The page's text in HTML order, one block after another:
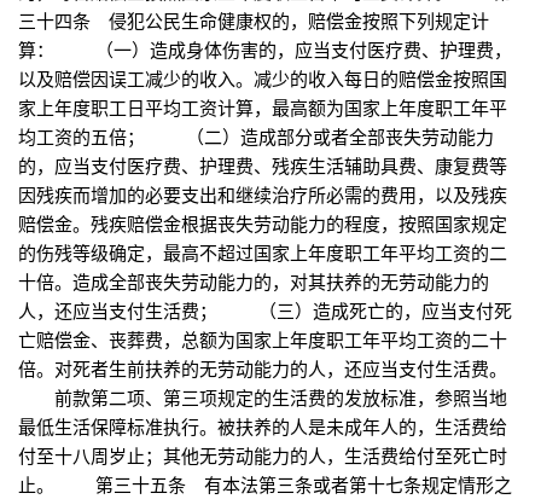
三十四条 侵犯公民生命健康权的，赔偿金按照下列规定计
算： （一）造成身体伤害的，应当支付医疗费、护理费，
以及赔偿因误工减少的收入。减少的收入每日的赔偿金按照国
家上年度职工日平均工资计算，最高额为国家上年度职工年平
均工资的五倍； （二）造成部分或者全部丧失劳动能力
的，应当支付医疗费、护理费、残疾生活辅助具费、康复费等
因残疾而增加的必要支出和继续治疗所必需的费用，以及残疾
赔偿金。残疾赔偿金根据丧失劳动能力的程度，按照国家规定
的伤残等级确定，最高不超过国家上年度职工年平均工资的二
十倍。造成全部丧失劳动能力的，对其扶养的无劳动能力的
人，还应当支付生活费； （三）造成死亡的，应当支付死
亡赔偿金、丧葬费，总额为国家上年度职工年平均工资的二十
倍。对死者生前扶养的无劳动能力的人，还应当支付生活费。
前款第二项、第三项规定的生活费的发放标准，参照当地
最低生活保障标准执行。被扶养的人是未成年人的，生活费给
付至十八周岁止；其他无劳动能力的人，生活费给付至死亡时
止。 第三十五条 有本法第三条或者第十七条规定情形之